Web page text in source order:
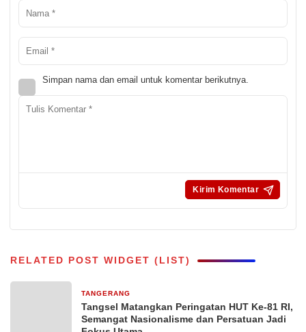
Simpan nama dan email untuk komentar berikutnya.
RELATED POST WIDGET (LIST)
TANGERANG
Tangsel Matangkan Peringatan HUT Ke-81 RI,
Semangat Nasionalisme dan Persatuan Jadi